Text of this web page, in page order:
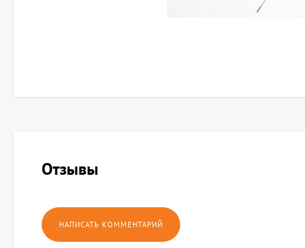
Отзывы